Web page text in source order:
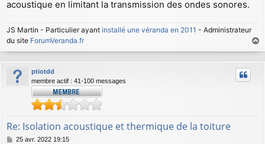
acoustique en limitant la transmission des ondes sonores.
JS Martin - Particulier ayant installé une véranda en 2011 - Administrateur
du site ForumVeranda.fr
a
u
ptiotdd
membre actif : 41-100 messages
Re: Isolation acoustique et thermique de la toiture
M
25 avr. 2022 19:15